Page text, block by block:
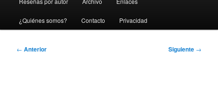
¿Quiénes somos? Contacto Privacidad
Navegación
← Anterior Siguiente →